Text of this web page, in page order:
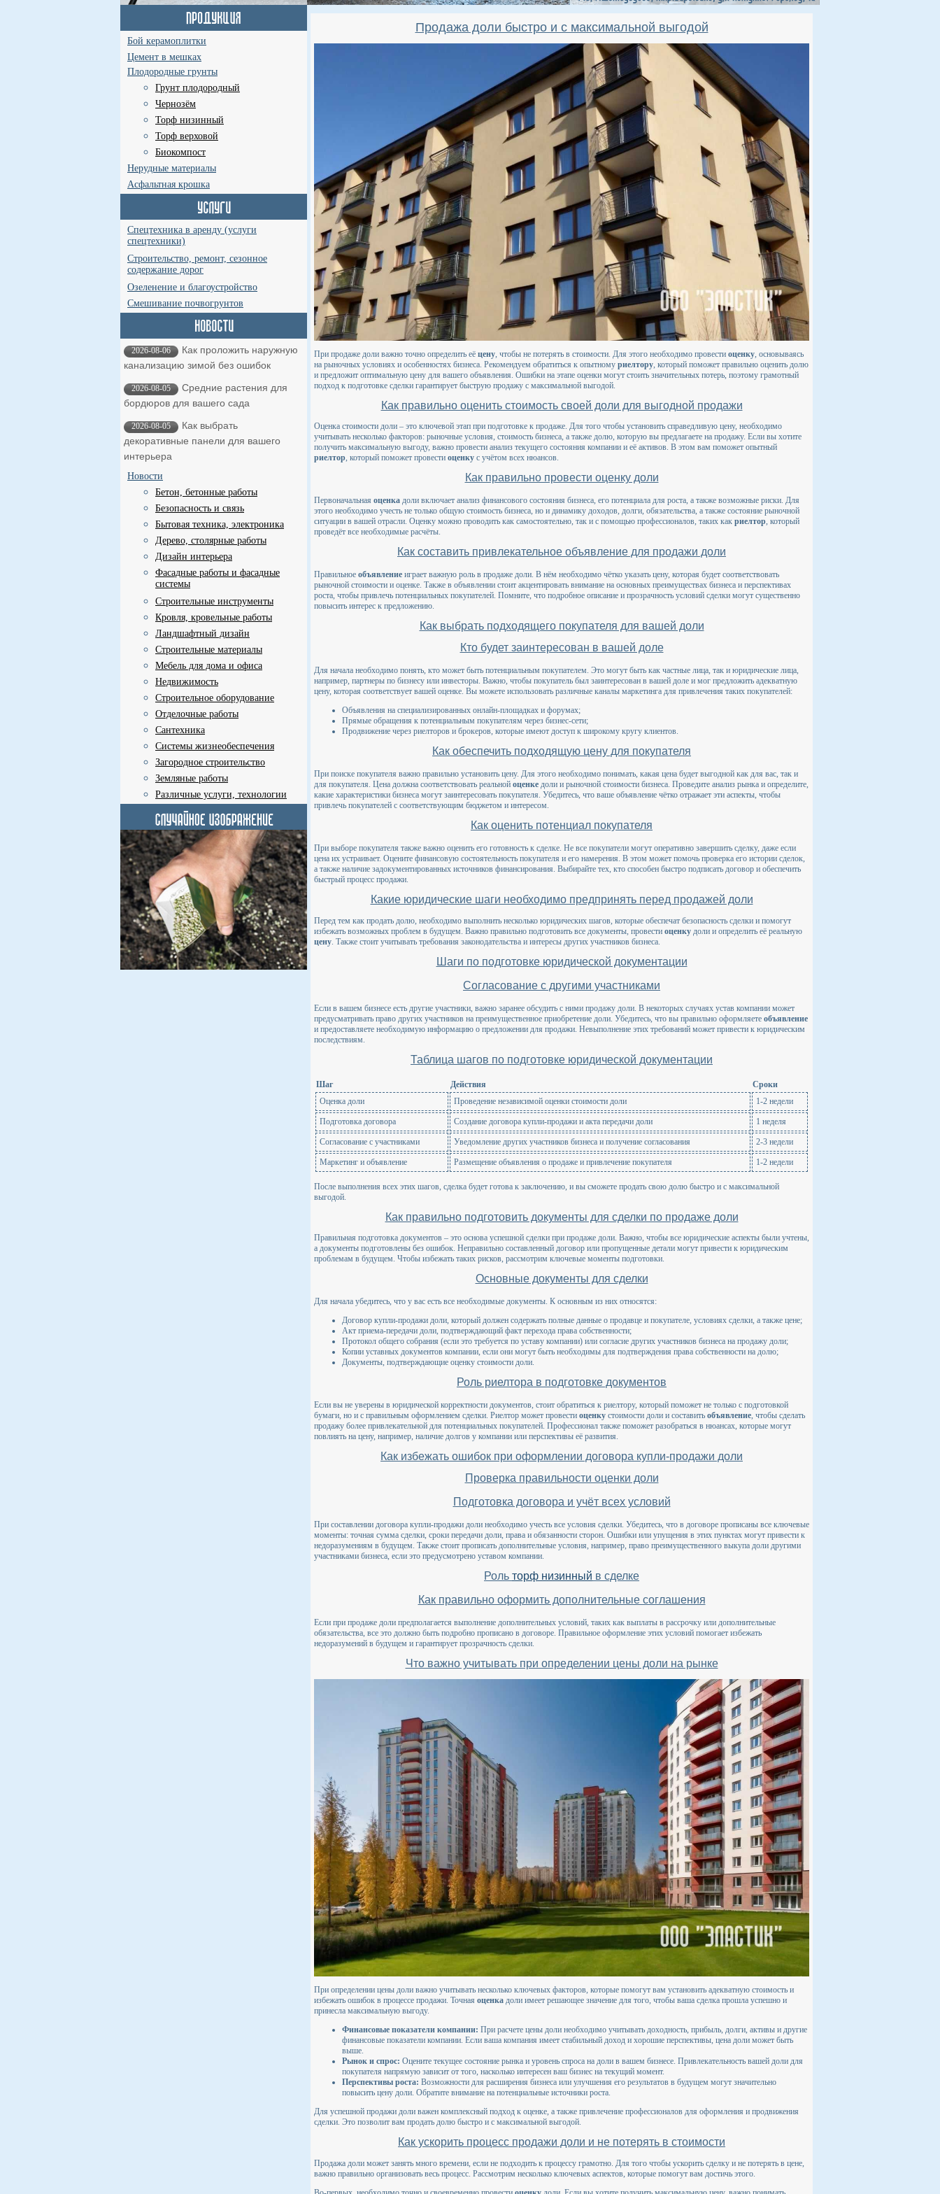
Бой керамоплитки
Цемент в мешках
Плодородные грунты
Грунт плодородный
Чернозём
Торф низинный
Торф верховой
Биокомпост
Нерудные материалы
Асфальтная крошка
Спецтехника в аренду (услуги
спецтехники)
Строительство, ремонт, сезонное
содержание дорог
Озеленение и благоустройство
Смешивание почвогрунтов
2026-08-06
Как проложить наружную
канализацию зимой без ошибок
2026-08-05
Средние растения для
бордюров для вашего сада
2026-08-05
Как выбрать
декоративные панели для вашего
интерьера
Новости
Бетон, бетонные работы
Безопасность и связь
Бытовая техника, электроника
Дерево, столярные работы
Дизайн интерьера
Фасадные работы и фасадные
системы
Строительные инструменты
Кровля, кровельные работы
Ландшафтный дизайн
Строительные материалы
Мебель для дома и офиса
Недвижимость
Строительное оборудование
Отделочные работы
Сантехника
Системы жизнеобеспечения
Загородное строительство
Земляные работы
Различные услуги, технологии
Продажа доли быстро и с максимальной выгодой
При продаже доли важно точно определить её цену, чтобы не потерять в стоимости. Для этого необходимо провести оценку, основываясь
на рыночных условиях и особенностях бизнеса. Рекомендуем обратиться к опытному риелтору, который поможет правильно оценить долю
и предложит оптимальную цену для вашего объявления. Ошибки на этапе оценки могут стоить значительных потерь, поэтому грамотный
подход к подготовке сделки гарантирует быструю продажу с максимальной выгодой.
Как правильно оценить стоимость своей доли для выгодной продажи
Оценка стоимости доли – это ключевой этап при подготовке к продаже. Для того чтобы установить справедливую цену, необходимо
учитывать несколько факторов: рыночные условия, стоимость бизнеса, а также долю, которую вы предлагаете на продажу. Если вы хотите
получить максимальную выгоду, важно провести анализ текущего состояния компании и её активов. В этом вам поможет опытный
риелтор, который поможет провести оценку с учётом всех нюансов.
Как правильно провести оценку доли
Первоначальная оценка доли включает анализ финансового состояния бизнеса, его потенциала для роста, а также возможные риски. Для
этого необходимо учесть не только общую стоимость бизнеса, но и динамику доходов, долги, обязательства, а также состояние рыночной
ситуации в вашей отрасли. Оценку можно проводить как самостоятельно, так и с помощью профессионалов, таких как риелтор, который
проведёт все необходимые расчёты.
Как составить привлекательное объявление для продажи доли
Правильное объявление играет важную роль в продаже доли. В нём необходимо чётко указать цену, которая будет соответствовать
рыночной стоимости и оценке. Также в объявлении стоит акцентировать внимание на основных преимуществах бизнеса и перспективах
роста, чтобы привлечь потенциальных покупателей. Помните, что подробное описание и прозрачность условий сделки могут существенно
повысить интерес к предложению.
Как выбрать подходящего покупателя для вашей доли
Кто будет заинтересован в вашей доле
Для начала необходимо понять, кто может быть потенциальным покупателем. Это могут быть как частные лица, так и юридические лица,
например, партнеры по бизнесу или инвесторы. Важно, чтобы покупатель был заинтересован в вашей доле и мог предложить адекватную
цену, которая соответствует вашей оценке. Вы можете использовать различные каналы маркетинга для привлечения таких покупателей:
Объявления на специализированных онлайн-площадках и форумах;
Прямые обращения к потенциальным покупателям через бизнес-сети;
Продвижение через риелторов и брокеров, которые имеют доступ к широкому кругу клиентов.
Как обеспечить подходящую цену для покупателя
При поиске покупателя важно правильно установить цену. Для этого необходимо понимать, какая цена будет выгодной как для вас, так и
для покупателя. Цена должна соответствовать реальной оценке доли и рыночной стоимости бизнеса. Проведите анализ рынка и определите,
какие характеристики бизнеса могут заинтересовать покупателя. Убедитесь, что ваше объявление чётко отражает эти аспекты, чтобы
привлечь покупателей с соответствующим бюджетом и интересом.
Как оценить потенциал покупателя
При выборе покупателя также важно оценить его готовность к сделке. Не все покупатели могут оперативно завершить сделку, даже если
цена их устраивает. Оцените финансовую состоятельность покупателя и его намерения. В этом может помочь проверка его истории сделок,
а также наличие задокументированных источников финансирования. Выбирайте тех, кто способен быстро подписать договор и обеспечить
быстрый процесс продажи.
Какие юридические шаги необходимо предпринять перед продажей доли
Перед тем как продать долю, необходимо выполнить несколько юридических шагов, которые обеспечат безопасность сделки и помогут
избежать возможных проблем в будущем. Важно правильно подготовить все документы, провести оценку доли и определить её реальную
цену . Также стоит учитывать требования законодательства и интересы других участников бизнеса.
Шаги по подготовке юридической документации
Согласование с другими участниками
Если в вашем бизнесе есть другие участники, важно заранее обсудить с ними продажу доли. В некоторых случаях устав компании может
предусматривать право других участников на преимущественное приобретение доли. Убедитесь, что вы правильно оформляете объявление
и предоставляете необходимую информацию о предложении для продажи. Невыполнение этих требований может привести к юридическим
последствиям.
Таблица шагов по подготовке юридической документации
Шаг Действия
Сроки
Оценка доли
Проведение независимой оценки стоимости доли 1-2 недели
Подготовка договора Создание договора купли-продажи и акта передачи доли 1 неделя
Согласование с участниками Уведомление других участников бизнеса и получение согласования 2-3 недели
Маркетинг и объявление Размещение объявления о продаже и привлечение покупателя 1-2 недели
После выполнения всех этих шагов, сделка будет готова к заключению, и вы сможете продать свою долю быстро и с максимальной
выгодой.
Как правильно подготовить документы для сделки по продаже доли
Правильная подготовка документов – это основа успешной сделки при продаже доли. Важно, чтобы все юридические аспекты были учтены,
а документы подготовлены без ошибок. Неправильно составленный договор или пропущенные детали могут привести к юридическим
проблемам в будущем. Чтобы избежать таких рисков, рассмотрим ключевые моменты подготовки.
Основные документы для сделки
Для начала убедитесь, что у вас есть все необходимые документы. К основным из них относятся:
Договор купли-продажи доли, который должен содержать полные данные о продавце и покупателе, условиях сделки, а также цене;
Акт приема-передачи доли, подтверждающий факт перехода права собственности;
Протокол общего собрания (если это требуется по уставу компании) или согласие других участников бизнеса на продажу доли;
Копии уставных документов компании, если они могут быть необходимы для подтверждения права собственности на долю;
Документы, подтверждающие оценку стоимости доли.
Роль риелтора в подготовке документов
Если вы не уверены в юридической корректности документов, стоит обратиться к риелтору, который поможет не только с подготовкой
бумаги, но и с правильным оформлением сделки. Риелтор может провести оценку стоимости доли и составить объявление, чтобы сделать
продажу более привлекательной для потенциальных покупателей. Профессионал также поможет разобраться в нюансах, которые могут
повлиять на цену, например, наличие долгов у компании или перспективы её развития.
Как избежать ошибок при оформлении договора купли-продажи доли
Проверка правильности оценки доли
Подготовка договора и учёт всех условий
При составлении договора купли-продажи доли необходимо учесть все условия сделки. Убедитесь, что в договоре прописаны все ключевые
моменты: точная сумма сделки, сроки передачи доли, права и обязанности сторон. Ошибки или упущения в этих пунктах могут привести к
недоразумениям в будущем. Также стоит прописать дополнительные условия, например, право преимущественного выкупа доли другими
участниками бизнеса, если это предусмотрено уставом компании.
Роль торф низинный в сделке
Как правильно оформить дополнительные соглашения
Если при продаже доли предполагается выполнение дополнительных условий, таких как выплаты в рассрочку или дополнительные
обязательства, все это должно быть подробно прописано в договоре. Правильное оформление этих условий помогает избежать
недоразумений в будущем и гарантирует прозрачность сделки.
Что важно учитывать при определении цены доли на рынке
При определении цены доли важно учитывать несколько ключевых факторов, которые помогут вам установить адекватную стоимость и
избежать ошибок в процессе продажи. Точная оценка доли имеет решающее значение для того, чтобы ваша сделка прошла успешно и
принесла максимальную выгоду.
Финансовые показатели компании: При расчете цены доли необходимо учитывать доходность, прибыль, долги, активы и другие
финансовые показатели компании. Если ваша компания имеет стабильный доход и хорошие перспективы, цена доли может быть
выше.
Рынок и спрос: Оцените текущее состояние рынка и уровень спроса на доли в вашем бизнесе. Привлекательность вашей доли для
покупателя напрямую зависит от того, насколько интересен ваш бизнес на текущий момент.
Перспективы роста: Возможности для расширения бизнеса или улучшения его результатов в будущем могут значительно
повысить цену доли. Обратите внимание на потенциальные источники роста.
Для успешной продажи доли важен комплексный подход к оценке, а также привлечение профессионалов для оформления и продвижения
сделки. Это позволит вам продать долю быстро и с максимальной выгодой.
Как ускорить процесс продажи доли и не потерять в стоимости
Продажа доли может занять много времени, если не подходить к процессу грамотно. Для того чтобы ускорить сделку и не потерять в цене,
важно правильно организовать весь процесс. Рассмотрим несколько ключевых аспектов, которые помогут вам достичь этого.